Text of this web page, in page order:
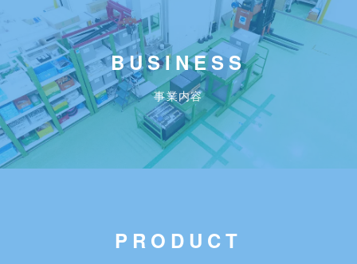
BUSINESS
事業内容
PRODUCT